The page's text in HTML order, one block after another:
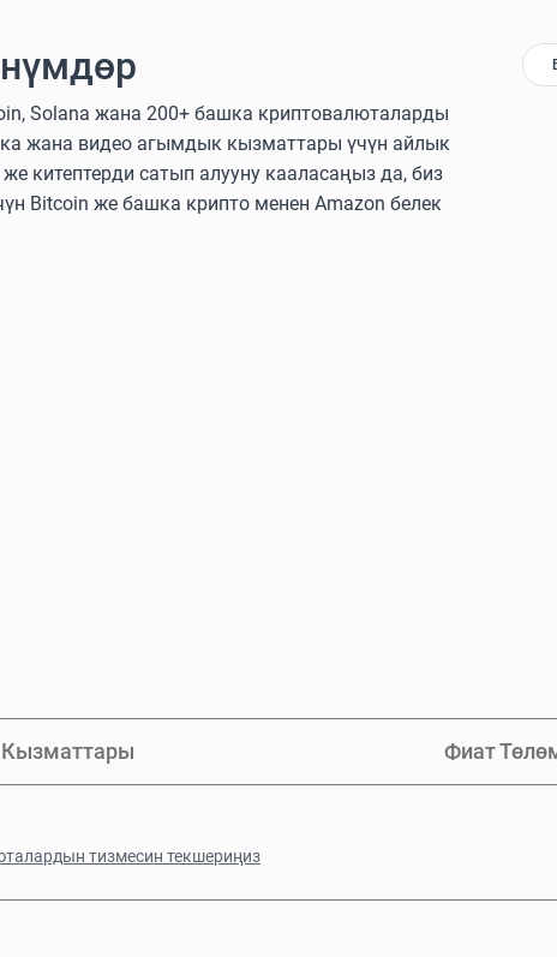
Solana жана 200+ башка криптовалюталарды
жана видео агымдык кызматтары үчүн айлык
китептерди сатып алууну кааласаңыз да, биз
Bitcoin же башка крипто менен Amazon белек
Фиат
тизмесин текшериңиз